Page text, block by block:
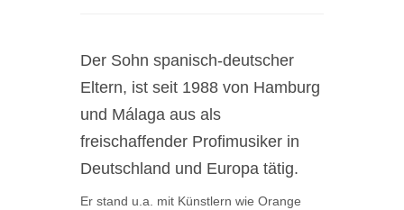
Der Sohn spanisch-deutscher
Eltern, ist seit 1988 von Hamburg
und Málaga aus als
freischaffender Profimusiker in
Deutschland und Europa tätig.
Er stand u.a. mit Künstlern wie Orange